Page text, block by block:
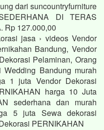
dari suncountryfurniture
DI TERAS
Rp 127.000,00
jasa › videos Vendor
Bandung, Vendor
Pelaminan, Orang
Bandung murah
1 juta Vendor Dekorasi
harga 10 Juta
sederhana dan murah
5 juta Sewa dekorasi
PERNIKAHAN